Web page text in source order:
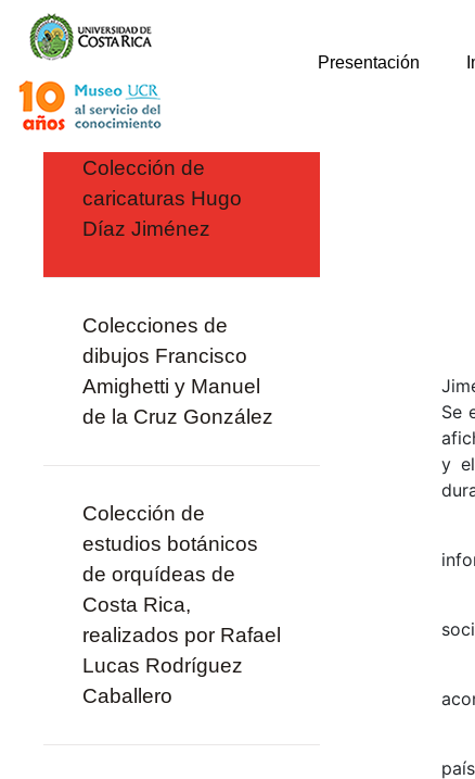
Presentación
Colección de
caricaturas Hugo
Díaz Jiménez
Colecciones de
dibujos Francisco
Amighetti y Manuel
de la Cruz González
Colección de
estudios botánicos
de orquídeas de
Costa Rica,
realizados por Rafael
Lucas Rodríguez
Caballero
Se
y